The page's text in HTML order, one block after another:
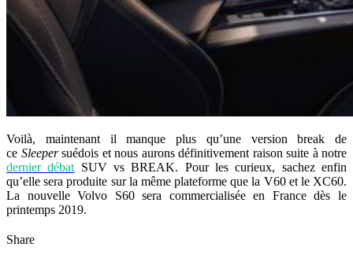
Voilà, maintenant il manque plus qu’une version break de
ce Sleepersuédois et nous aurons définitivement raison suite à notre
dernier débat SUV vs BREAK. Pour les curieux, sachez enfin
qu’elle sera produite sur la même plateforme que la V60 et le XC60.
La nouvelle Volvo S60 sera commercialisée en France dès le
printemps 2019.
Share